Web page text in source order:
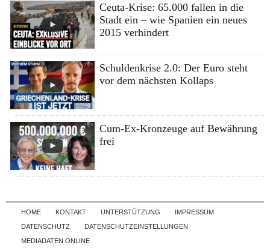
Ceuta-Krise: 65.000 fallen in die
Stadt ein – wie Spanien ein neues
2015 verhindert
Schuldenkrise 2.0: Der Euro steht
vor dem nächsten Kollaps
Cum-Ex-Kronzeuge auf Bewährung
frei
Skip to content
HOME KONTAKT UNTERSTÜTZUNG
IMPRESSUM
DATENSCHUTZ
DATENSCHUTZEINSTELLUNGEN
MEDIADATEN ONLINE